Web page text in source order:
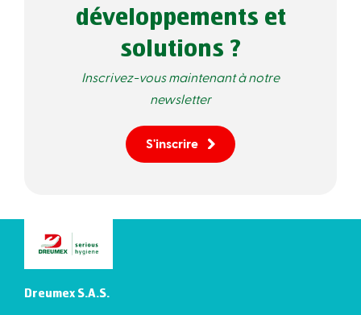
développements et
solutions ?
Inscrivez-vous maintenant à notre
newsletter
S'inscrire
Dreumex S.A.S.